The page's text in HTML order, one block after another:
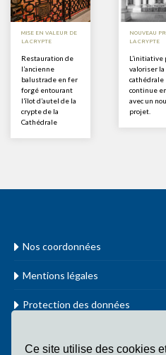
Ce site utilise des cookies
MISE EN VALEUR DE
LA CRYPTE
Restauration de
l’ancienne
balustrade en fer
forgé entourant
l’îlot d’autel de la
crypte de la
Cathédrale
NOUVEAU
LA CRYPTE
L’initiative
valoriser la
cathédrale
continue
avec un
projet.
Nos coordonnées
Mentions légales
Protection des données